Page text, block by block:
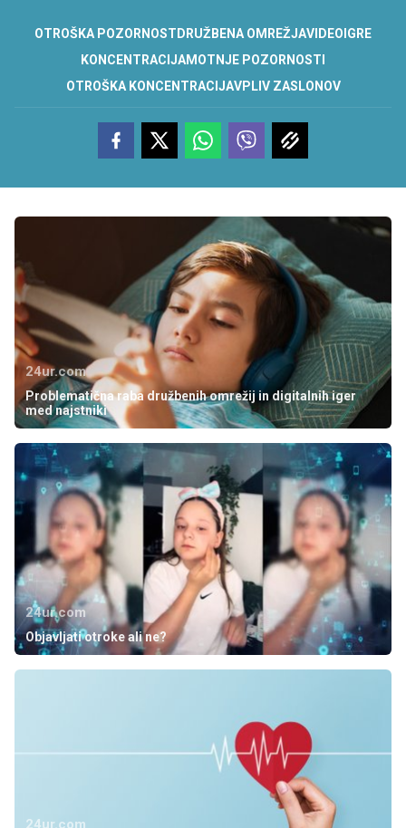
OTROŠKA POZORNOST DRUŽBENA OMREŽJAVIDEOIGRE
KONCENTRACIJAMOTNJE POZORNOSTI
OTROŠKA KONCENTRACIJAVPLIV ZASLONOV
24ur.com
Problematična raba družbenih omrežij in digitalnih iger
med najstniki
24ur.com
Objavljati otroke ali ne?
24ur.com